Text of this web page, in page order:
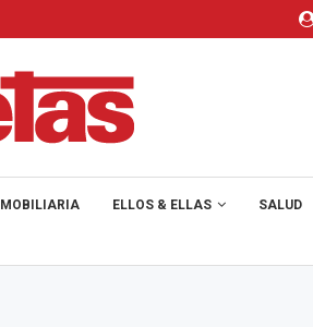
ELLOS & ELLAS SALUD